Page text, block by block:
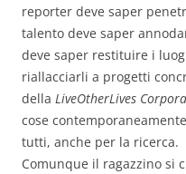
reporter deve saper
talento deve saper
deve saper restituire i
riallacciarli a progetti
della LiveOtherLives
cose
tutti, anche per la ricerca.
Comunque il ragazzino si